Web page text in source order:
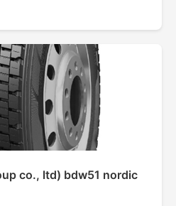
co., ltd) bdw51 nordic